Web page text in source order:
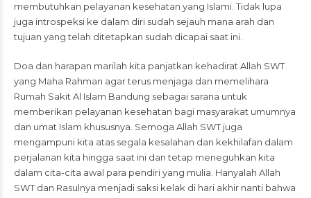
membutuhkan pelayanan kesehatan yang Islami. Tidak lupa
juga introspeksi ke dalam diri sudah sejauh mana arah dan
tujuan yang telah ditetapkan sudah dicapai saat ini.
Doa dan harapan marilah kita panjatkan kehadirat Allah SWT
yang Maha Rahman agar terus menjaga dan memelihara
Rumah Sakit Al Islam Bandung sebagai sarana untuk
memberikan pelayanan kesehatan bagi masyarakat umumnya
dan umat Islam khususnya. Semoga Allah SWT juga
mengampuni kita atas segala kesalahan dan kekhilafan dalam
perjalanan kita hingga saat ini dan tetap meneguhkan kita
dalam cita-cita awal para pendiri yang mulia. Hanyalah Allah
SWT dan Rasulnya menjadi saksi kelak di hari akhir nanti bahwa